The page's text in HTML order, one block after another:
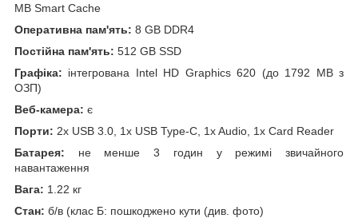
MB Smart Cache
Оперативна пам'ять: 8 GB DDR4
Постійна пам'ять: 512 GB SSD
Графіка: інтегрована Intel HD Graphics 620 (до 1792 MB з
ОЗП)
Веб-камера: є
Порти: 2x USB 3.0, 1x USB Type-C, 1x Audio, 1x Card Reader
Батарея: не менше 3 годин у режимі звичайного
навантаження
Вага: 1.22 кг
Стан: б/в (клас Б: пошкоджено кути (див. фото)